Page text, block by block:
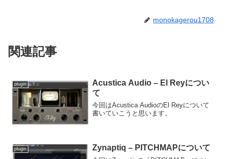
monokagerou1708
関連記事
plugin
Acustica Audio – El Reyについ
て
今回はAcustica AudioのEl Reyについて
書いていこうと思います。
plugin Zynaptiq – PITCHMAPについて